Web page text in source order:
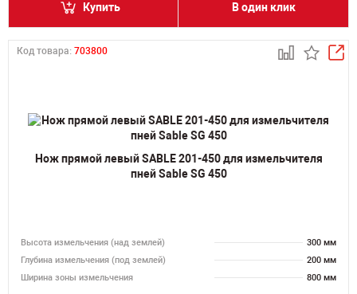
Купить В один клик
Код товара: 703800
Нож прямой левый SABLE 201-450 для измельчителя
пней Sable SG 450
Высота измельчения (над землей)
300 мм
Глубина измельчения (под землей)
200 мм
Ширина зоны измельчения
800 мм